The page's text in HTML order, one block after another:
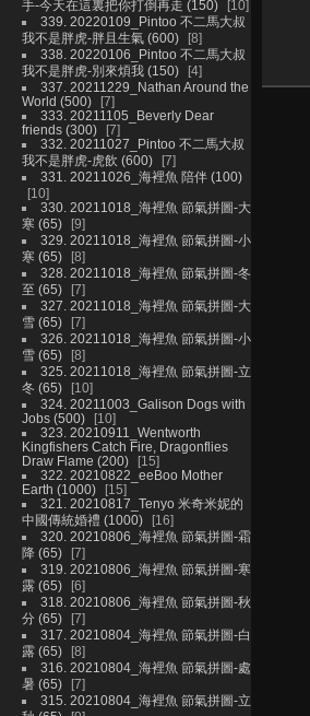
手-今天在這裏把你打倒再走 (150)
10
339. 20220109_Pintoo 不二馬大叔
我不是胖虎-胖且生氣 (600)
8
338. 20220106_Pintoo 不二馬大叔
我不是胖虎-別來煩我 (150)
4
337. 20211229_Nathan Around the
World (500)
7
333. 20211105_Beverly Dear
friends (300)
7
332. 20211027_Pintoo 不二馬大叔
我不是胖虎-虎飲 (600)
7
331. 20211026_海裡魚 陪伴 (100)
10
330. 20211018_海裡魚 節氣拼圖-大
寒 (65)
9
329. 20211018_海裡魚 節氣拼圖-小
寒 (65)
8
328. 20211018_海裡魚 節氣拼圖-冬
至 (65)
7
327. 20211018_海裡魚 節氣拼圖-大
雪 (65)
7
326. 20211018_海裡魚 節氣拼圖-小
雪 (65)
8
325. 20211018_海裡魚 節氣拼圖-立
冬 (65)
10
324. 20211003_Galison Dogs with
Jobs (500)
10
323. 20210911_Wentworth
Kingfishers Catch Fire, Dragonflies
Draw Flame (200)
15
322. 20210822_eeBoo Mother
Earth (1000)
15
321. 20210817_Tenyo 米奇米妮的
中國傳統婚禮 (1000)
16
320. 20210806_海裡魚 節氣拼圖-霜
降 (65)
7
319. 20210806_海裡魚 節氣拼圖-寒
露 (65)
6
318. 20210806_海裡魚 節氣拼圖-秋
分 (65)
7
317. 20210804_海裡魚 節氣拼圖-白
露 (65)
8
316. 20210804_海裡魚 節氣拼圖-處
暑 (65)
7
315. 20210804_海裡魚 節氣拼圖-立